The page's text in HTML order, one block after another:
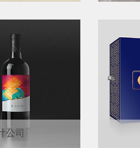
公司